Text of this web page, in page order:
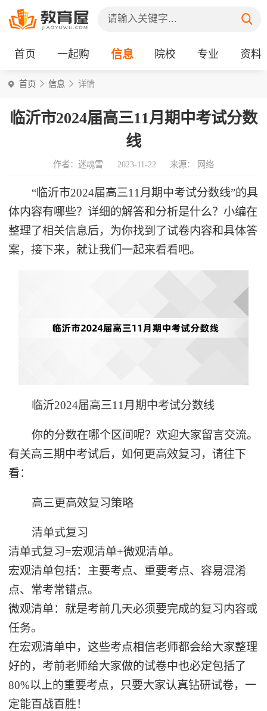
首页 一起购 信息 院校 专业 资料
首页 信息 详情
临沂市2024届高三11月期中考试分数
线
作者：迷魂雪 2023-11-22 来源： 网络
“临沂市2024届高三11月期中考试分数线”的具
体内容有哪些？详细的解答和分析是什么？小编在
整理了相关信息后，为你找到了试卷内容和具体答
案，接下来，就让我们一起来看看吧。
临沂2024届高三11月期中考试分数线
你的分数在哪个区间呢？欢迎大家留言交流。
有关高三期中考试后，如何更高效复习，请往下
看：
高三更高效复习策略
清单式复习
清单式复习=宏观清单+微观清单。
宏观清单包括：主要考点、重要考点、容易混淆
点、常考常错点。
微观清单：就是考前几天必须要完成的复习内容或
任务。
在宏观清单中，这些考点相信老师都会给大家整理
好的，考前老师给大家做的试卷中也必定包括了
80%以上的重要考点，只要大家认真钻研试卷，一
定能百战百胜！